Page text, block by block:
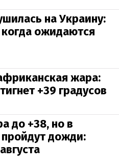
на Украину:
когда ожидаются
жара:
+39 градусов
до +38, но в
дожди: